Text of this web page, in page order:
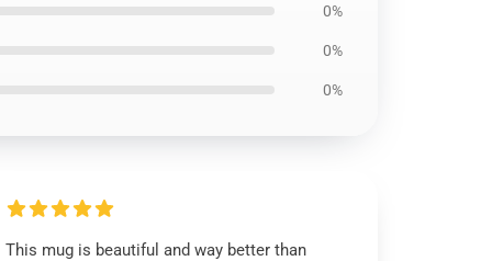
0%
0%
0%
This mug is beautiful and way better than